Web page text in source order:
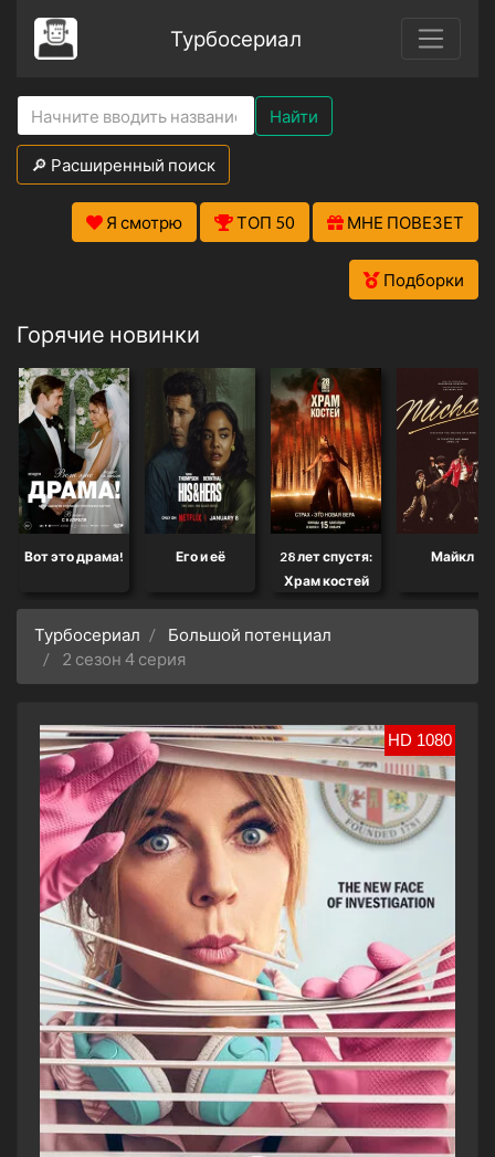
Турбосериал
Найти
🔎 Расширенный поиск
Я смотрю ТОП 50 МНЕ ПОВЕЗЕТ
Подборки
Горячие новинки
Вот это драма! Его и её
28 лет спустя:
Храм костей
Майкл
Турбосериал
Большой потенциал
2 сезон 4 серия
HD 1080